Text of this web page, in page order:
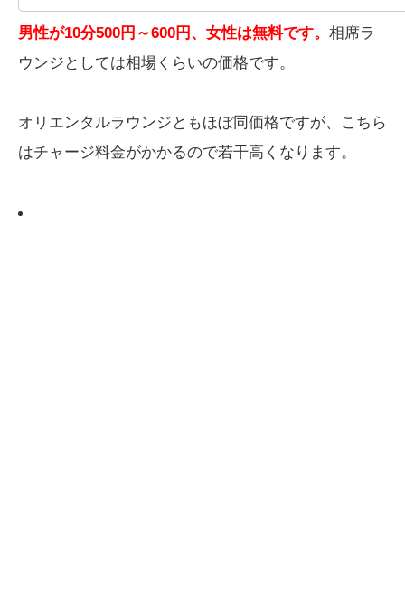
男性が10分500円～600円、女性は無料です。 相席ラ
ウンジとしては相場くらいの価格です。
オリエンタルラウンジともほぼ同価格ですが、こちら
はチャージ料金がかかるので若干高くなります。